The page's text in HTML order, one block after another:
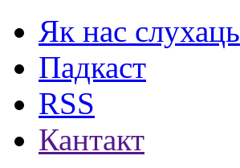
Як нас слухаць
Падкаст
RSS
Кантакт